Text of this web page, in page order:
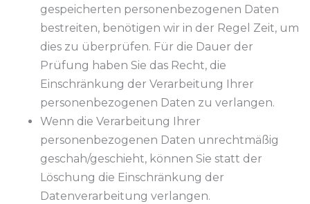
gespeicherten personenbezogenen Daten
bestreiten, benötigen wir in der Regel Zeit, um
dies zu überprüfen. Für die Dauer der
Prüfung haben Sie das Recht, die
Einschränkung der Verarbeitung Ihrer
personenbezogenen Daten zu verlangen.
Wenn die Verarbeitung Ihrer
personenbezogenen Daten unrechtmäßig
geschah/geschieht, können Sie statt der
Löschung die Einschränkung der
Datenverarbeitung verlangen.